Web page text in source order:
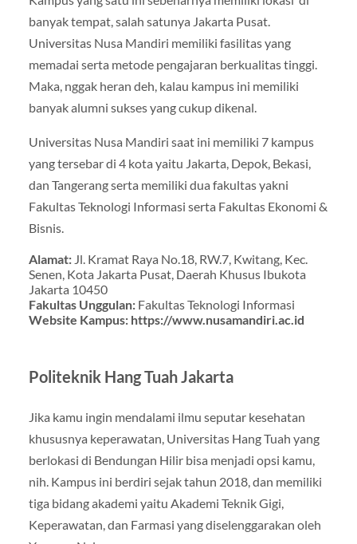
banyak tempat, salah satunya Jakarta Pusat.
Universitas Nusa Mandiri memiliki fasilitas yang
memadai serta metode pengajaran berkualitas tinggi.
Maka, nggak heran deh, kalau kampus ini memiliki
banyak alumni sukses yang cukup dikenal.
Universitas Nusa Mandiri saat ini memiliki 7 kampus
yang tersebar di 4 kota yaitu Jakarta, Depok, Bekasi,
dan Tangerang serta memiliki dua fakultas yakni
Fakultas Teknologi Informasi serta Fakultas Ekonomi &
Bisnis.
Alamat: Jl. Kramat Raya No.18, RW.7, Kwitang, Kec.
Senen, Kota Jakarta Pusat, Daerah Khusus Ibukota
Jakarta 10450
Fakultas Unggulan: Fakultas Teknologi Informasi
Website Kampus: https://www.nusamandiri.ac.id
Politeknik Hang Tuah Jakarta
Jika kamu ingin mendalami ilmu seputar kesehatan
khususnya keperawatan, Universitas Hang Tuah yang
berlokasi di Bendungan Hilir bisa menjadi opsi kamu,
nih. Kampus ini berdiri sejak tahun 2018, dan memiliki
tiga bidang akademi yaitu Akademi Teknik Gigi,
Keperawatan, dan Farmasi yang diselenggarakan oleh